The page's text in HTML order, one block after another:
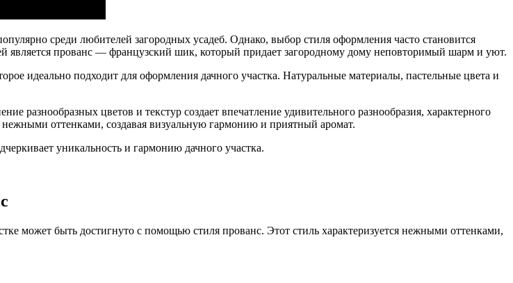
среди любителей загородных усадеб. Однако, выбор стиля оформления часто становится
является прованс — французский шик, который придает загородному дому неповторимый шарм и уют.
идеально подходит для оформления дачного участка. Натуральные материалы, пастельные цвета и
разнообразных цветов и текстур создает впечатление удивительного разнообразия, характерного
оттенками, создавая визуальную гармонию и приятный аромат.
уникальность и гармонию дачного участка.
может быть достигнуто с помощью стиля прованс. Этот стиль характеризуется нежными оттенками,